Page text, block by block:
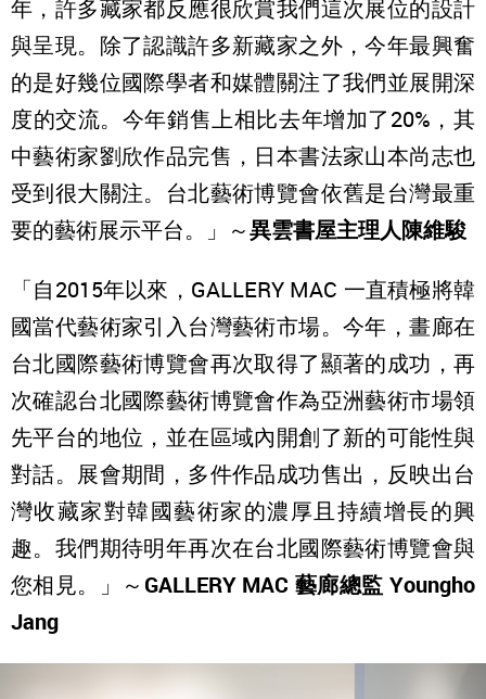
年，許多藏家都反應很欣賞我們這次展位的設計
與呈現。除了認識許多新藏家之外，今年最興奮
的是好幾位國際學者和媒體關注了我們並展開深
度的交流。今年銷售上相比去年增加了20%，其
中藝術家劉欣作品完售，日本書法家山本尚志也
受到很大關注。台北藝術博覽會依舊是台灣最重
要的藝術展示平台。」～異雲書屋主理人陳維駿
「自2015年以來，GALLERY MAC 一直積極將韓
國當代藝術家引入台灣藝術市場。今年，畫廊在
台北國際藝術博覽會再次取得了顯著的成功，再
次確認台北國際藝術博覽會作為亞洲藝術市場領
先平台的地位，並在區域內開創了新的可能性與
對話。展會期間，多件作品成功售出，反映出台
灣收藏家對韓國藝術家的濃厚且持續增長的興
趣。我們期待明年再次在台北國際藝術博覽會與
您相見。」～ GALLERY MAC 藝廊總監 Youngho
Jang